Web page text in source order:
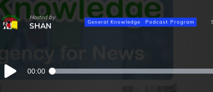
Hosted by
SHAN General Knowledge Podcast Program
Audio
Player
00:00